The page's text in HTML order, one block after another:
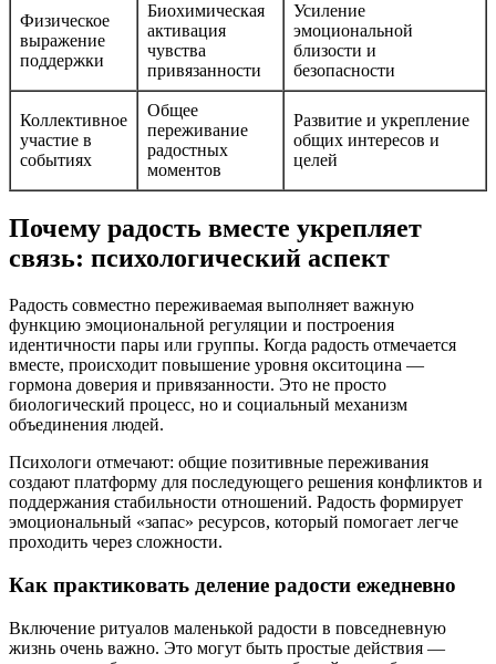
Физическое
выражение
поддержки
Биохимическая
активация
чувства
привязанности
Усиление
эмоциональной
близости и
безопасности
Коллективное
участие в
событиях
Общее
переживание
радостных
моментов
Развитие и укрепление
общих интересов и
целей
Почему радость вместе укрепляет
связь: психологический аспект
Радость совместно переживаемая выполняет важную
функцию эмоциональной регуляции и построения
идентичности пары или группы. Когда радость отмечается
вместе, происходит повышение уровня окситоцина —
гормона доверия и привязанности. Это не просто
биологический процесс, но и социальный механизм
объединения людей.
Психологи отмечают: общие позитивные переживания
создают платформу для последующего решения конфликтов и
поддержания стабильности отношений. Радость формирует
эмоциональный «запас» ресурсов, который помогает легче
проходить через сложности.
Как практиковать деление радости ежедневно
Включение ритуалов маленькой радости в повседневную
жизнь очень важно. Это могут быть простые действия —